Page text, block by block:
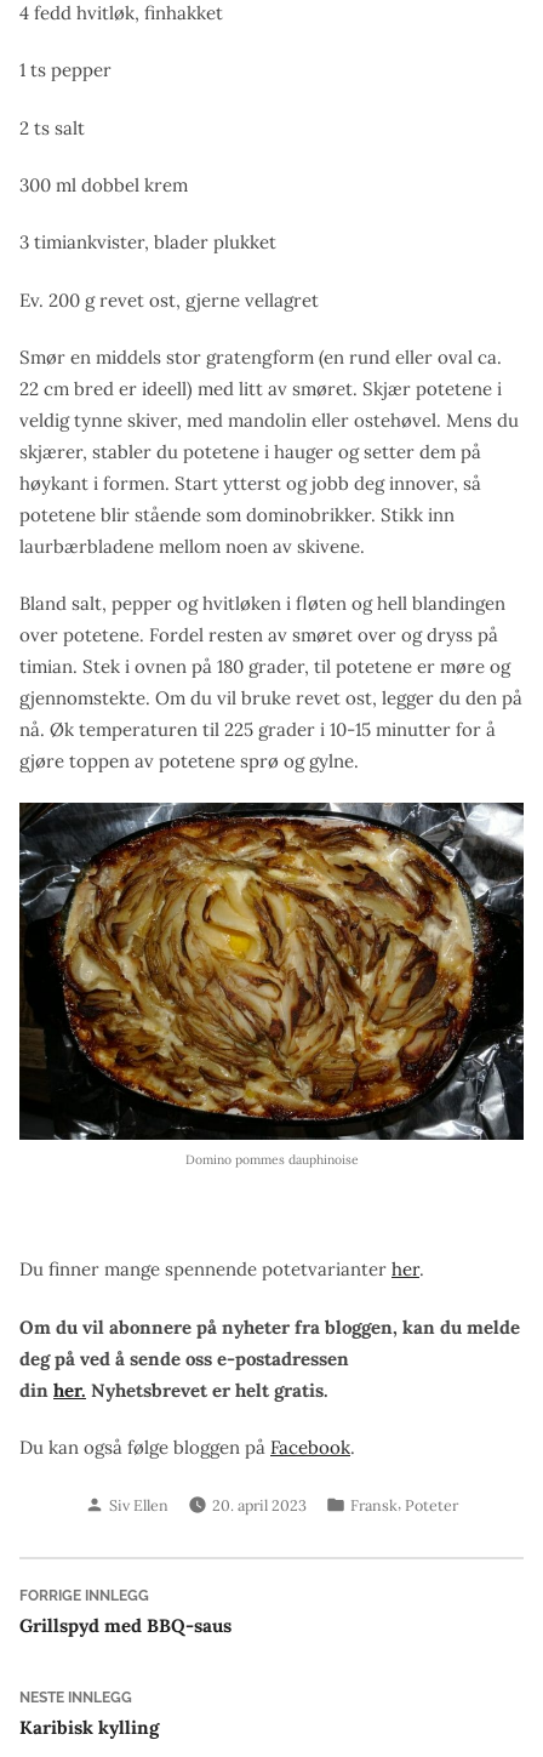
4 fedd hvitløk, finhakket
1 ts pepper
2 ts salt
300 ml dobbel krem
3 timiankvister, blader plukket
Ev. 200 g revet ost, gjerne vellagret
Smør en middels stor gratengform (en rund eller oval ca.
22 cm bred er ideell) med litt av smøret. Skjær potetene i
veldig tynne skiver, med mandolin eller ostehøvel. Mens du
skjærer, stabler du potetene i hauger og setter dem på
høykant i formen. Start ytterst og jobb deg innover, så
potetene blir stående som dominobrikker. Stikk inn
laurbærbladene mellom noen av skivene.
Bland salt, pepper og hvitløken i fløten og hell blandingen
over potetene. Fordel resten av smøret over og dryss på
timian. Stek i ovnen på 180 grader, til potetene er møre og
gjennomstekte. Om du vil bruke revet ost, legger du den på
nå. Øk temperaturen til 225 grader i 10-15 minutter for å
gjøre toppen av potetene sprø og gylne.
Domino pommes dauphinoise
Du finner mange spennende potetvarianter her.
Om du vil abonnere på nyheter fra bloggen, kan du melde
deg på ved å sende oss e-postadressen
din her. Nyhetsbrevet er helt gratis.
Du kan også følge bloggen på Facebook.
Skrevet
Siv Ellen 20. april 2023
Publisert
Fransk, Poteter
Innleggsnavigasjon
FORRIGE INNLEGGForrige
innlegg:
Grillspyd med BBQ-saus
NESTE INNLEGGNeste
innlegg:
Karibisk kylling